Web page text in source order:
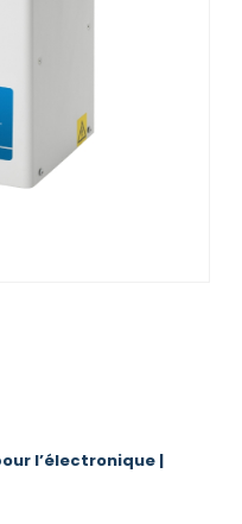
l’électronique |